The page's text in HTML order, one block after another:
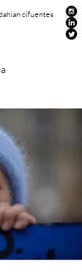
cifuentes